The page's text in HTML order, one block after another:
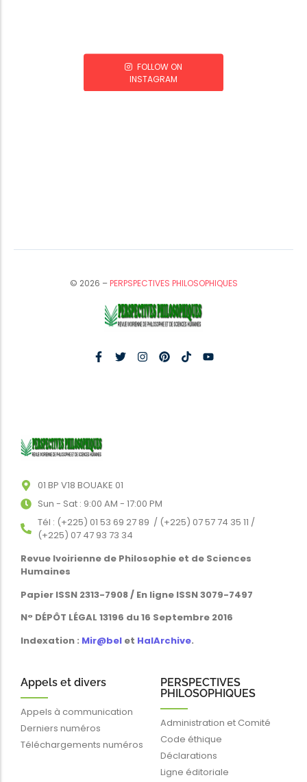
FOLLOW ON
INSTAGRAM
© 2026 –PERPSPECTIVES PHILOSOPHIQUES
01 BP V18 BOUAKE 01
Sun - Sat : 9:00 AM - 17:00 PM
Tél : (+225) 01 53 69 27 89 / (+225) 07 57 74 35 11 /
(+225) 07 47 93 73 34
Revue Ivoirienne de Philosophie et de Sciences
Humaines
Papier ISSN 2313-7908 / En ligne ISSN 3079-7497
N° DÉPÔT LÉGAL 13196 du 16 Septembre 2016
Indexation : Mir@bel et HalArchive.
Appels et divers
Appels à communication
Derniers numéros
Téléchargements numéros
PERSPECTIVES
PHILOSOPHIQUES
Administration et Comité
Code éthique
Déclarations
Ligne éditoriale